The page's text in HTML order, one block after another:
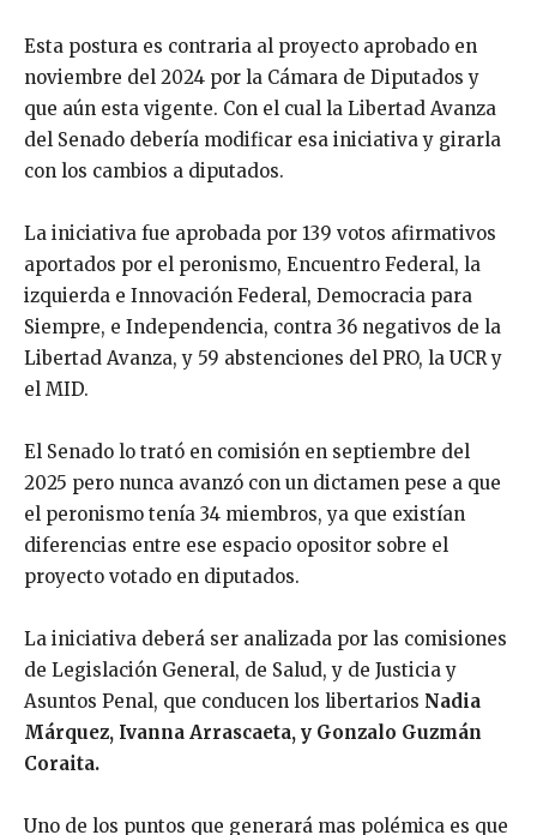
Esta postura es contraria al proyecto aprobado en
noviembre del 2024 por la Cámara de Diputados y
que aún esta vigente. Con el cual la Libertad Avanza
del Senado debería modificar esa iniciativa y girarla
con los cambios a diputados.
La iniciativa fue aprobada por 139 votos afirmativos
aportados por el peronismo, Encuentro Federal, la
izquierda e Innovación Federal, Democracia para
Siempre, e Independencia, contra 36 negativos de la
Libertad Avanza, y 59 abstenciones del PRO, la UCR y
el MID.
El Senado lo trató en comisión en septiembre del
2025 pero nunca avanzó con un dictamen pese a que
el peronismo tenía 34 miembros, ya que existían
diferencias entre ese espacio opositor sobre el
proyecto votado en diputados.
La iniciativa deberá ser analizada por las comisiones
de Legislación General, de Salud, y de Justicia y
Asuntos Penal, que conducen los libertarios Nadia
Márquez, Ivanna Arrascaeta, y Gonzalo Guzmán
Coraita.
Uno de los puntos que generará mas polémica es que